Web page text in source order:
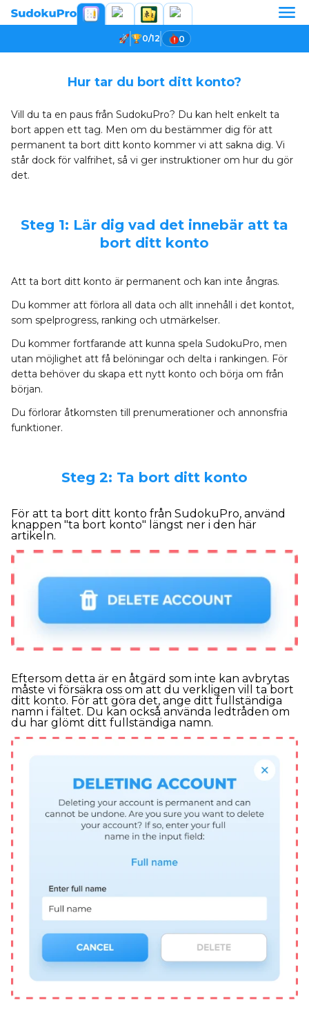
0/12 0
Hur tar du bort ditt konto?
Vill du ta en paus från SudokuPro? Du kan helt enkelt ta
bort appen ett tag. Men om du bestämmer dig för att
permanent ta bort ditt konto kommer vi att sakna dig. Vi
står dock för valfrihet, så vi ger instruktioner om hur du gör
det.
Steg 1: Lär dig vad det innebär att ta
bort ditt konto
Att ta bort ditt konto är permanent och kan inte ångras.
Du kommer att förlora all data och allt innehåll i det kontot,
som spelprogress, ranking och utmärkelser.
Du kommer fortfarande att kunna spela SudokuPro, men
utan möjlighet att få belöningar och delta i rankingen. För
detta behöver du skapa ett nytt konto och börja om från
början.
Du förlorar åtkomsten till prenumerationer och annonsfria
funktioner.
Steg 2: Ta bort ditt konto
För att ta bort ditt konto från SudokuPro, använd
knappen "ta bort konto" längst ner i den här
artikeln.
Eftersom detta är en åtgärd som inte kan avbrytas
måste vi försäkra oss om att du verkligen vill ta bort
ditt konto. För att göra det, ange ditt fullständiga
namn i fältet. Du kan också använda ledtråden om
du har glömt ditt fullständiga namn.